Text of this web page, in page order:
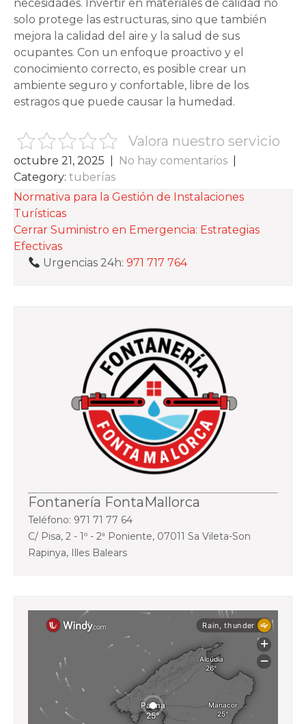
necesidades. Invertir en materiales de calidad no
solo protege las estructuras, sino que también
mejora la calidad del aire y la salud de sus
ocupantes. Con un enfoque proactivo y el
conocimiento correcto, es posible crear un
ambiente seguro y confortable, libre de los
estragos que puede causar la humedad.
Valora nuestro servicio
octubre 21, 2025 No hay comentarios
Category: tuberías
NAVEGACIÓN
DE
ENTRADAS
Normativa para la Gestión de Instalaciones
Turísticas
Cerrar Suministro en Emergencia: Estrategias
Efectivas
Urgencias 24h:971 717 764
Fontanería FontaMallorca
Teléfono: 971 71 77 64
C/ Pisa, 2 - 1º - 2ª Poniente, 07011 Sa Vileta-Son
Rapinya, Illes Balears